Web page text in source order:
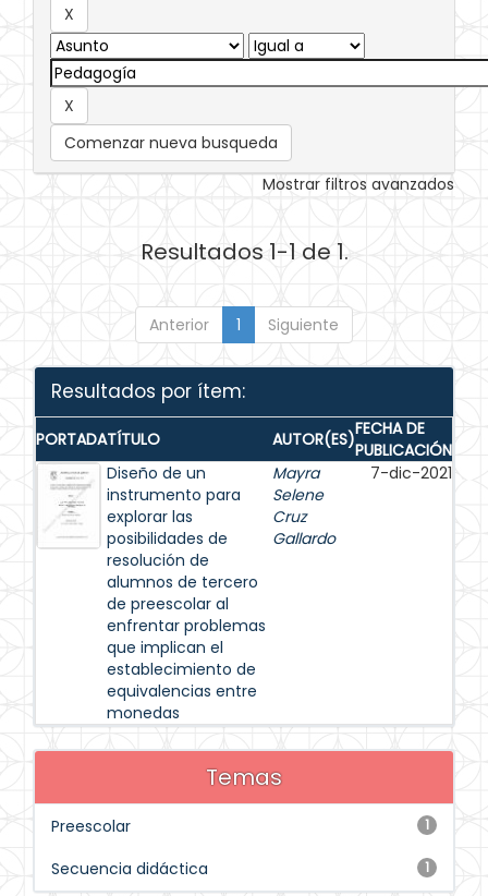
Comenzar nueva busqueda
Mostrar filtros avanzados
Resultados 1-1 de 1.
Anterior 1 Siguiente
Resultados por ítem:
PORTADATÍTULO AUTOR(ES)FECHA DE
PUBLICACIÓN
Diseño de un
instrumento para
explorar las
posibilidades de
resolución de
alumnos de tercero
de preescolar al
enfrentar problemas
que implican el
establecimiento de
equivalencias entre
monedas
Mayra
Selene
Cruz
Gallardo
7-dic-2021
Temas
1
Preescolar
1
Secuencia didáctica